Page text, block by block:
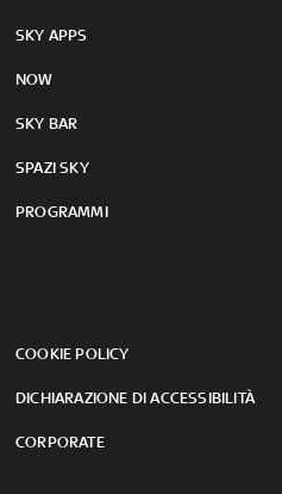
SKY APPS
NOW
SKY BAR
SPAZI SKY
PROGRAMMI
COOKIE POLICY
DICHIARAZIONE DI ACCESSIBILITÀ
CORPORATE